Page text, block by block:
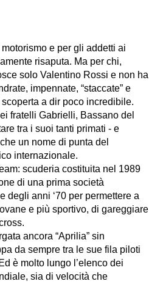
e per gli addetti ai
risaputa. Ma per chi,
solo Valentino Rossi e non ha
impennate, “staccate” e
a dir poco incredibile.
fratelli Gabrielli, Bassano del
tra i suoi tanti primati - e
un nome di punta del
internazionale.
scuderia costituita nel 1989
di una prima società
degli anni ‘70 per permettere a
e più sportivo, di gareggiare
ancora “Aprilia” sin
da sempre tra le sue fila piloti
è molto lungo l’e­lenco dei
sia di velocità che